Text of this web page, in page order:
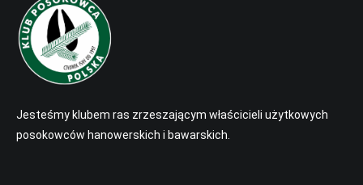
Jesteśmy klubem ras zrzeszającym właścicieli użytkowych
posokowców hanowerskich i bawarskich.